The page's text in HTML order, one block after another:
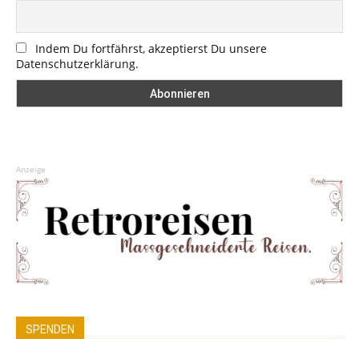
Indem Du fortfährst, akzeptierst Du unsere
Datenschutzerklärung.
Anzeige
SPENDEN